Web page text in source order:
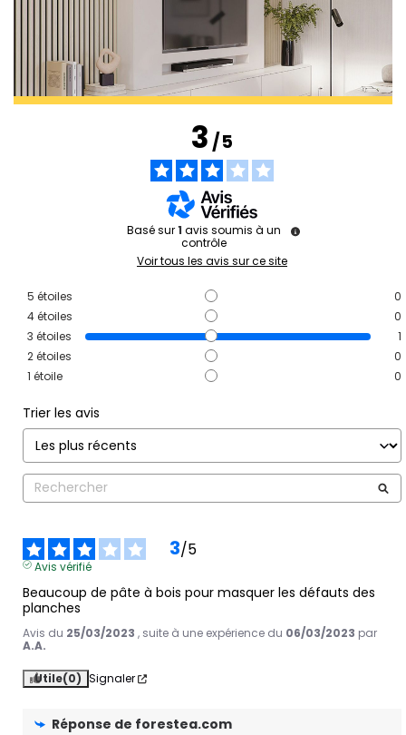
3/5
Basé sur1 avis soumis à un
contrôle
Voir tous les avis sur ce site
5 étoiles
0
4étoiles
0
3 étoiles
1
2étoiles
0
1 étoile 0
Trier les avis
3/5
Avis vérifié
Beaucoup de pâte à bois pour masquer les défauts des
planches
Avis du 25/03/2023 , suite à une expérience du 06/03/2023 par
A.A.
Utile(0) Signaler
Réponse de forestea.com